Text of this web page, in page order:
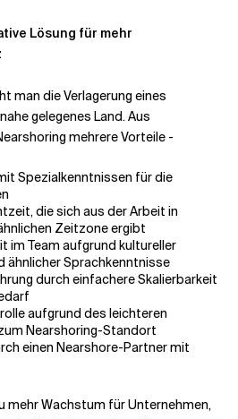
Lösung für mehr
man die Verlagerung eines
gelegenes Land. Aus
mehrere Vorteile -
Spezialkenntnissen für die
die sich aus der Arbeit in
Zeitzone ergibt
im Team aufgrund kultureller
ähnlicher Sprachkenntnisse
durch einfachere Skalierbarkeit
aufgrund des leichteren
Nearshoring-Standort
einen Nearshore-Partner mit
mehr Wachstum für Unternehmen,